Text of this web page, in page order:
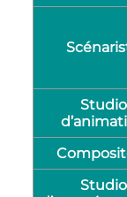
Studio
Studio